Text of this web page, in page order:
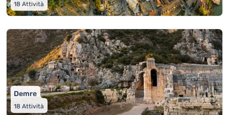
18 Attività
Demre
18 Attività